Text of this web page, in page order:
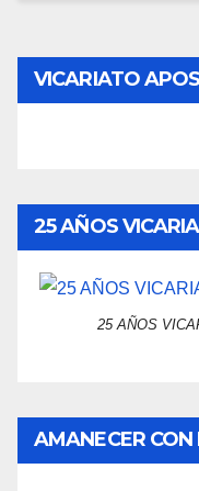
VICARIATO
25 AÑOS
25 AÑOS
AMANECER CON